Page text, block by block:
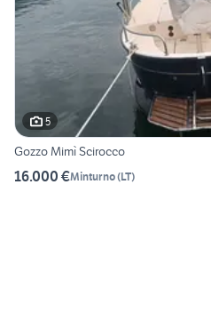
5
Gozzo Mimì Scirocco
16.000 €Minturno(LT)